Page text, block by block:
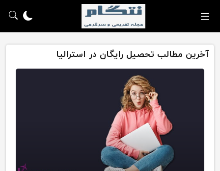
آخرین مطالب تحصیل رایگان در استرالیا